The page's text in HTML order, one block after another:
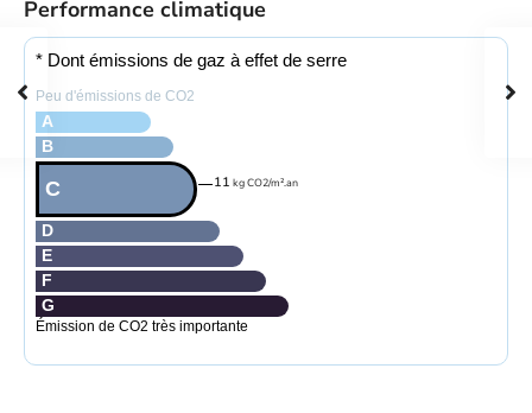
Performance climatique
* Dont émissions de gaz à effet de serre
Peu d'émissions de CO2
A
B
C 11 kg CO2/m².an
D
E
F
G
Émission de CO2 très importante